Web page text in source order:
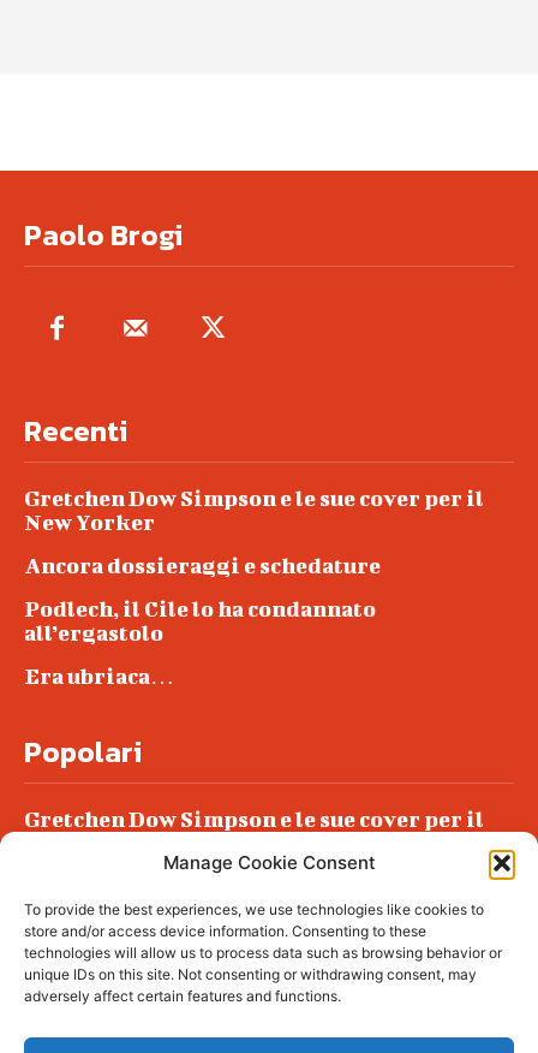
Manage Cookie Consent
To provide the best experiences, we use technologies like cookies to
store and/or access device information. Consenting to these
technologies will allow us to process data such as browsing behavior or
unique IDs on this site. Not consenting or withdrawing consent, may
adversely affect certain features and functions.
Paolo Brogi
Recenti
Gretchen Dow Simpson e le sue cover per il
New Yorker
Ancora dossieraggi e schedature
Podlech, il Cile lo ha condannato
all’ergastolo
Era ubriaca…
Popolari
Gretchen Dow Simpson e le sue cover per il
Podlech, il Cile lo ha condannato
all’ergastolo
Era ubriaca…